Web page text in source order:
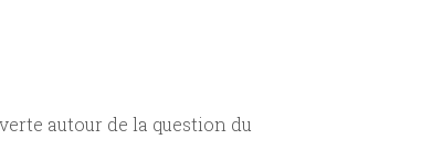
autour de la question du